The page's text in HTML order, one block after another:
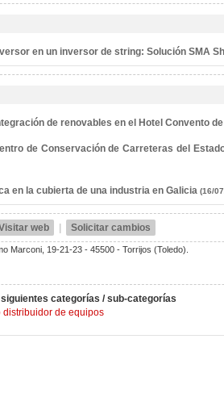
en un inversor de string: Solución SMA
de renovables en el Hotel Convento
de Conservación de Carreteras del
en la cubierta de una industria en Galicia (16/
web Solicitar cambios
Marconi, 19-21-23 - 45500 - Torrijos (Toledo).
categorías / sub-categorías
distribuidor de equipos